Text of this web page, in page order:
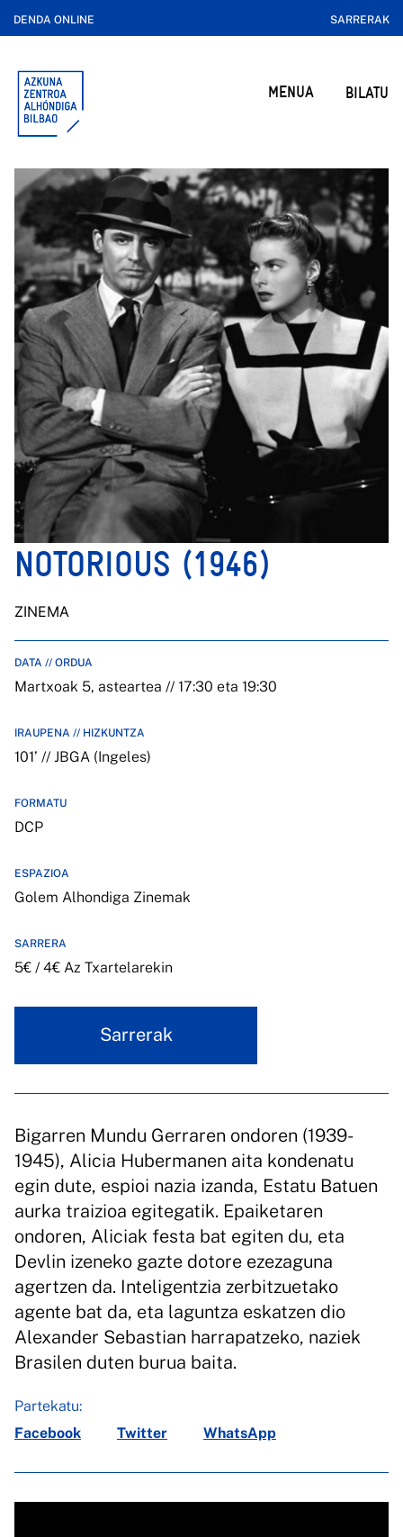
DENDA ONLINE SARRERAK
MENUA BILATU
NOTORIOUS (1946)
ZINEMA
DATA // ORDUA
Martxoak 5, asteartea // 17:30 eta 19:30
IRAUPENA // HIZKUNTZA
101’ // JBGA (Ingeles)
FORMATU
DCP
ESPAZIOA
Golem Alhondiga Zinemak
SARRERA
5€ / 4€ Az Txartelarekin
Sarrerak
Bigarren Mundu Gerraren ondoren (1939-
1945), Alicia Hubermanen aita kondenatu
egin dute, espioi nazia izanda, Estatu Batuen
aurka traizioa egitegatik. Epaiketaren
ondoren, Aliciak festa bat egiten du, eta
Devlin izeneko gazte dotore ezezaguna
agertzen da. Inteligentzia zerbitzuetako
agente bat da, eta laguntza eskatzen dio
Alexander Sebastian harrapatzeko, naziek
Brasilen duten burua baita.
Partekatu:
Facebook
Twitter WhatsApp